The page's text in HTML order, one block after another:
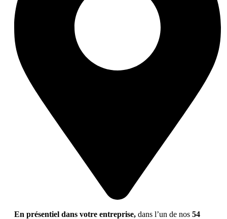
En présentiel dans votre entreprise, dans l’un de nos 54